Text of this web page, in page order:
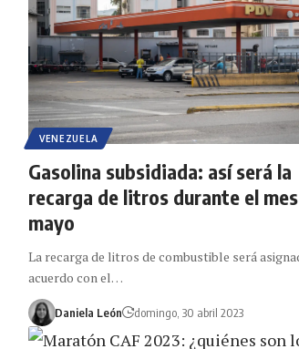
VENEZUELA
Gasolina subsidiada: así será la
recarga de litros durante el
mayo
La recarga de litros de combustible será
acuerdo con el…
Daniela León domingo, 30 abril 2023